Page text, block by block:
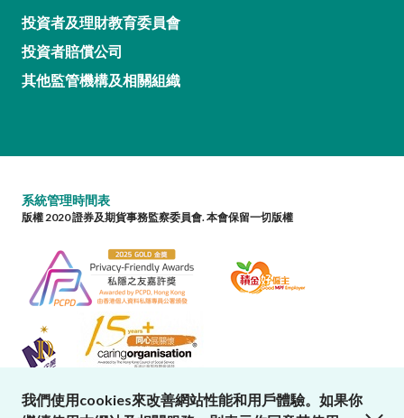
投資者及理財教育委員會
投資者賠償公司
其他監管機構及相關組織
系統管理時間表
版權 2020 證券及期貨事務監察委員會. 本會保留一切版權
我們使用cookies來改善網站性能和用戶體驗。如果你
close cookies alert